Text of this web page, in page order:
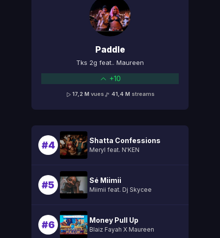
Paddle
Tks 2g feat.. Maureen
+10
17,2 M vues 41,4 M streams
#4 Shatta Confessions
Meryl feat. N'KEN
#5 Sé Miimii
Miimii feat. Dj Skycee
#6 Money Pull Up
Blaiz Fayah X Maureen